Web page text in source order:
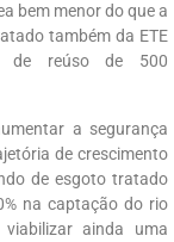
bem menor do que a
também da ETE
de reúso de 500
a segurança
de crescimento
de esgoto tratado
na captação do rio
ainda uma